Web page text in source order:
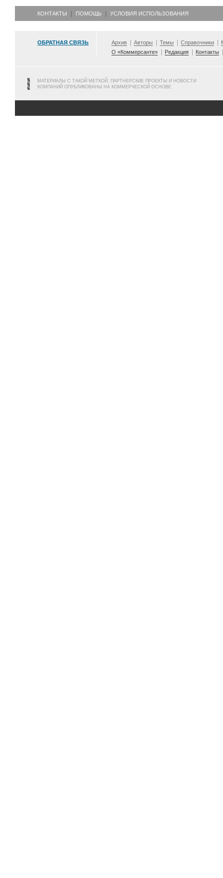
КОНТАКТЫ ПОМОЩЬ УСЛОВИЯ ИСПОЛЬЗОВАНИЯ
ОБРАТНАЯ СВЯЗЬ Архив Авторы Темы Справочники
О «Коммерсанте»
Редакция Контакты
МАТЕРИАЛЫ С ТАКОЙ МЕТКОЙ, ПАРТНЕРСКИЕ ПРОЕКТЫ И НОВОСТИ
КОМПАНИЙ ОПУБЛИКОВАНЫ НА КОММЕРЧЕСКОЙ ОСНОВЕ